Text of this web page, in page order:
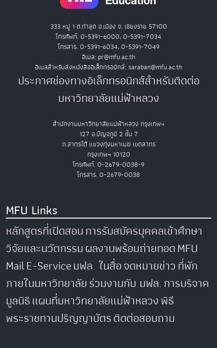
333 หมู่ 1 ต.ท่าสุด อ.เมือง จ. เชียงราย 57100
โทรศัพท์. 0-5391-6000, 0-5391-7034
โทรสาร. 0-5391-6034, 0-5391-7049
อีเมล: pr@mfu.ac.th
อีเมลสำหรับส่งหนังสืออิเล็กทรอนิกส์: saraban@mfu.ac.th
ประกาศช่องทางอิเล็กทรอนิกส์สำหรับติดต่อ
มหาวิทยาลัยแม่ฟ้าหลวง
สำนักงานมหาวิทยาลัยแม่ฟ้าหลวง กรุงเทพฯ
127 อ.ปัญจภูมิ 2 ชั้น 7
ถ.สาทรใต้ แขวงทุ่งมหาเมฆ เขตสาทร
กรุงเทพฯ 10120
โทรศัพท์. 0-2679-0038-9
โทรสาร. 0-2679-0038
MFU Links
หลักสูตรที่เปิดสอนการรับสมัครบุคคลเข้าศึกษา
วิจัยและนวัตกรรมผลงานพร้อมถ่ายทอดMFU
MailE-Serviceมฟล. ในสื่อจดหมายข่าวที่พัก
ภายในมหาวิทยาลัยร่วมงานกับ มฟล.การบริจาค
มูลนิธิแผนที่มหาวิทยาลัยแม่ฟ้าหลวงพิธี
พระราชทานปริญญาบัตรติดต่อสอบถาม